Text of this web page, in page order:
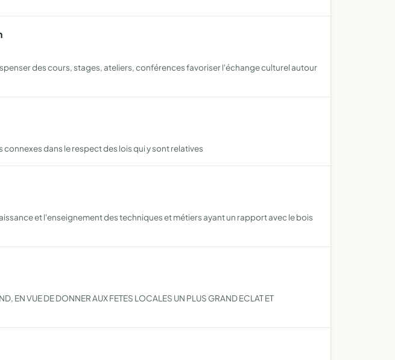
des cours, stages, ateliers, conférences favoriser l'échange culturel autour
dans le respect des lois qui y sont relatives
et l'enseignement des techniques et métiers ayant un rapport avec le bois
EN VUE DE DONNER AUX FETES LOCALES UN PLUS GRAND ECLAT ET